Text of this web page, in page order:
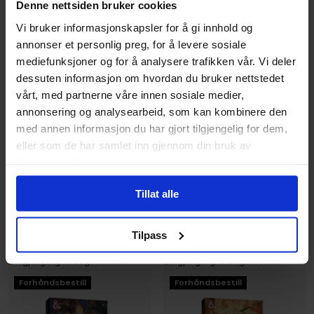
Denne nettsiden bruker cookies
Vi bruker informasjonskapsler for å gi innhold og
annonser et personlig preg, for å levere sosiale
mediefunksjoner og for å analysere trafikken vår. Vi deler
dessuten informasjon om hvordan du bruker nettstedet
vårt, med partnerne våre innen sosiale medier,
annonsering og analysearbeid, som kan kombinere den
med annen informasjon du har gjort tilgjengelig for dem,
eller som de har samlet inn gjennom din bruk av
Tillat alle
Tilpass
Hit Point Press
Deck of Many
Monsters: Fearsome and
Ferocious (200)
Wizards of the Coast
Dungeons & Dragons
Forhåndsbestill
Forhåndsbestilling
Tilgjengelig 18. august 2026
Forhåndsbestill
429
Forhåndsbestilling
Tilgjengelig 18. august 2026